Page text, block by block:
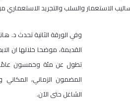
الاستعمار والسلب والتجريد
وفي الورقة الثانية تحدث د.
القديمة، موضحا خلالها ان
تطول عن مئة وخمسون عامًا
المضمون الزماني،
الشاغل حتى الآن.